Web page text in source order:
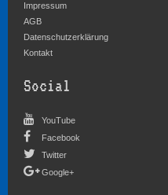
Impressum
AGB
Datenschutzerklärung
Kontakt
Social
YouTube
Facebook
Twitter
Google+